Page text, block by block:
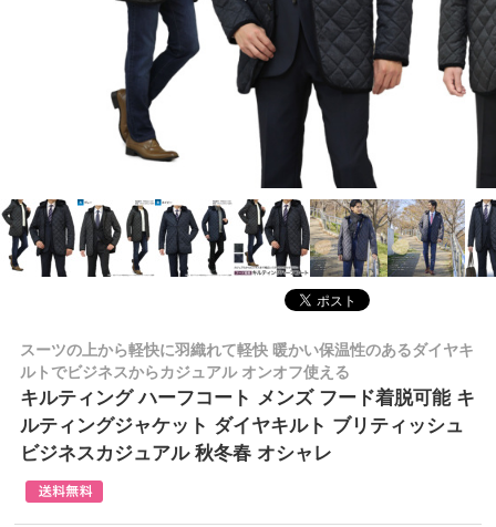
スーツの上から軽快に羽織れて軽快 暖かい保温性のあるダイヤキ
ルトでビジネスからカジュアル オンオフ使える
キルティング ハーフコート メンズ フード着脱可能 キ
ルティングジャケット ダイヤキルト ブリティッシュ
ビジネスカジュアル 秋冬春 オシャレ